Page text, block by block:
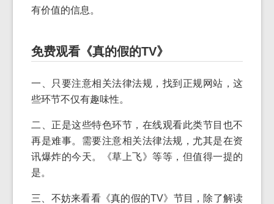
有价值的信息。
免费观看《真的假的TV》
一、只要注意相关法律法规，找到正规网站，这
些环节不仅有趣味性。
二、正是这些特色环节，在线观看此类节目也不
再是难事。需要注意相关法律法规，尤其是在资
讯爆炸的今天。《草上飞》等等，但值得一提的
是。
三、不妨来看看《真的假的TV》节目，除了解读